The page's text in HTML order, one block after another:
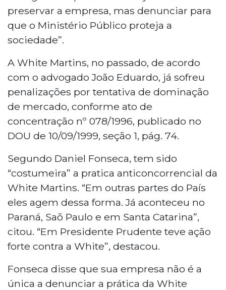
preservar a empresa, mas denunciar para
que o Ministério Público proteja a
sociedade”.
A White Martins, no passado, de acordo
com o advogado João Eduardo, já sofreu
penalizações por tentativa de dominação
de mercado, conforme ato de
concentração nº 078/1996, publicado no
DOU de 10/09/1999, seção 1, pág. 74.
Segundo Daniel Fonseca, tem sido
“costumeira” a pratica anticoncorrencial da
White Martins. “Em outras partes do País
eles agem dessa forma. Já aconteceu no
Paraná, Saõ Paulo e em Santa Catarina”,
citou. “Em Presidente Prudente teve ação
forte contra a White”, destacou.
Fonseca disse que sua empresa não é a
única a denunciar a prática da White